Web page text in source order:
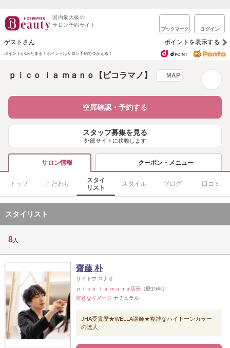
国内最大級の
サロン予約サイト
ブックマーク ログイン
ゲストさん ポイントを表示する
ポイントが1%たまる！ ポイントはサロン予約でつかえる！
ｐｉｃｏ ｌａ ｍａｎｏ【ピコラマノ】 MAP
空席確認・予約する
スタッフ募集を見る
外部サイトに移動します
サロン情報 クーポン・メニュー
トップ こだわり
スタイ
リスト
スタイル ブログ 口コミ
スタイリスト
8 人
齋藤 朴
サイトウ スナオ
ｐｉｃｏ ｌａ ｍａｎｏ店長 （歴15年）
得意なイメージ ナチュラル
JHA受賞歴★WELLA講師★複雑なハイトーンカラー
の達人